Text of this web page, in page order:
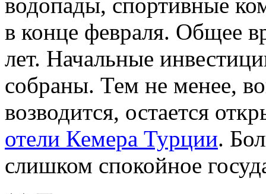
в конце февраля. Общее
лет. Начальные
собраны. Тем не менее,
возводится, остается
отели Кемера Турции.
слишком спокойное